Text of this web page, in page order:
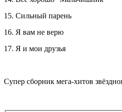
15. Сильный парень
16. Я вам не верю
17. Я и мои друзья
Супер сборник мега-хитов